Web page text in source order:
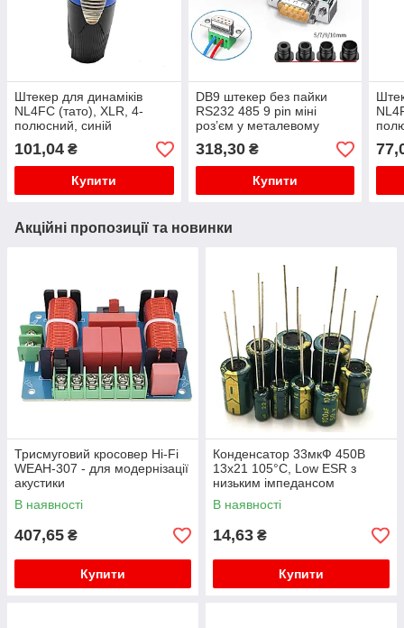
Штекер для динаміків
NL4FC (тато), XLR, 4-
полюсний, синій
101,04 ₴
Купити
DB9 штекер без пайки
RS232 485 9 pin міні
роз’єм у металевому
корпусі
318,30₴
Купити
Акційні пропозиції та новинки
Трисмуговий кросовер Hi-Fi
WEAH-307 - для модернізації
акустики
В наявності
407,65 ₴
Купити
Конденсатор 33мкФ 450В
13x21 105°C, Low ESR з
низьким імпедансом
В наявності
14,63 ₴
Купити